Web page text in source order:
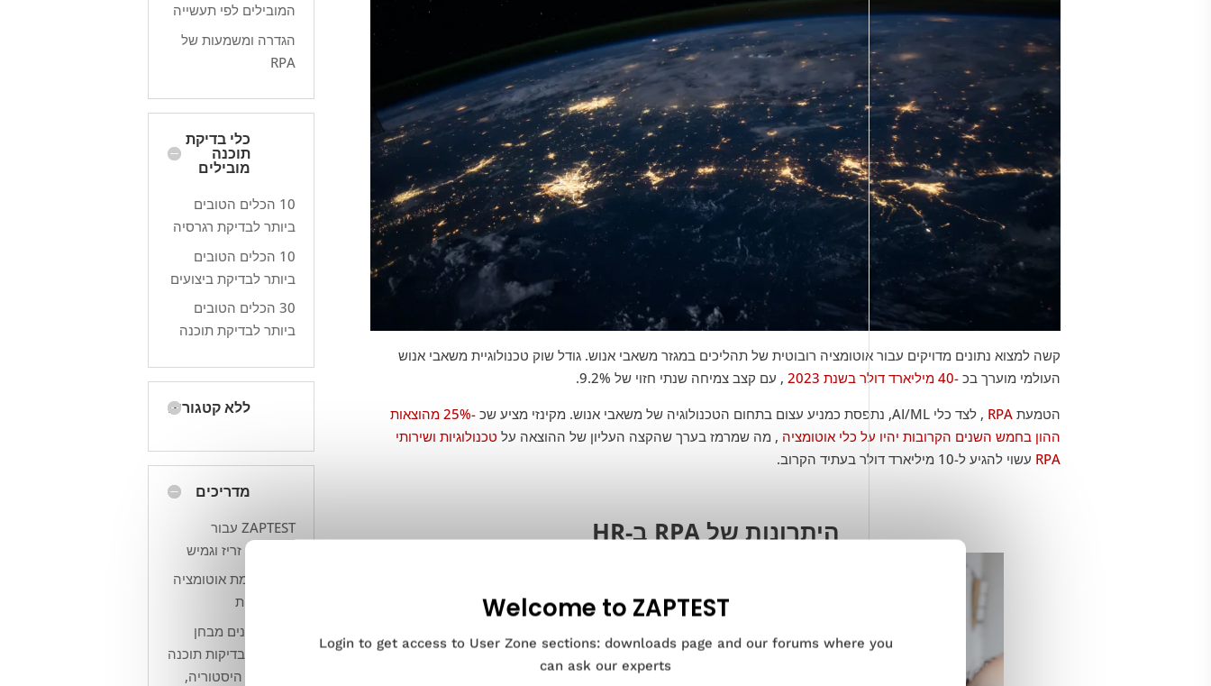
קשה למצוא נתונים מדויקים עבור אוטומציה רובוטית של תהליכים במגזר משאבי אנוש. גודל שוק טכנולוגיית משאבי אנוש
העולמי מוערך בכ -40 מיליארד דולר בשנת 2023
, עם קצב צמיחה שנתי חזוי של 9.2%.
הטמעת RPA , לצד כלי AI/ML, נתפסת כמניע עצום בתחום הטכנולוגיה של משאבי אנוש. מקינזי מציע שכ
-25% מהוצאות
ההון בחמש השנים הקרובות יהיו על כלי אוטומציה , מה שמרמז בערך שהקצה העליון של ההוצאה על טכנולוגיות ושירותי
RPA עשוי להגיע ל-10 מיליארד דולר בעתיד הקרוב.
היתרונות של RPA ב-HR
המובילים לפי תעשייה
הגדרה ומשמעות של
RPA
כלי בדיקת
תוכנה
מובילים
10 הכלים הטובים
ביותר לבדיקת רגרסיה
10 הכלים הטובים
ביותר לבדיקת ביצועים
30 הכלים הטובים
ביותר לבדיקת תוכנה
ללא קטגוריה
מדריכים
ZAPTEST עבור
DevOps זריז וגמיש
RPA לעומת אוטומציה
של בדיקות
ניהול נתונים מבחן
(TDM) בבדיקות תוכנה
- הגדרה, היסטוריה,
Welcome to ZAPTEST
Login to get access to User Zone sections: downloads page and our forums where you
can ask our experts